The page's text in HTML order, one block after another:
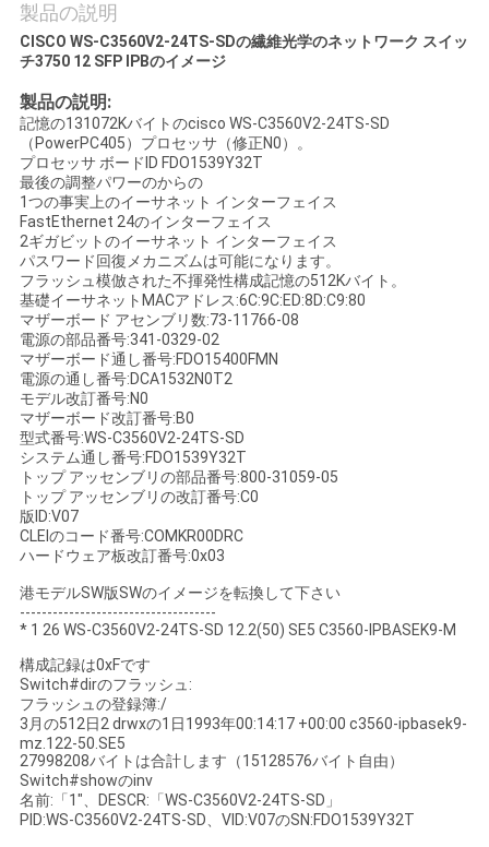
連
絡
く
だ
さ
い
ニ
ュ
ー
ス
事
件
SITEMAP
プ
ラ
イ
製品の説明
CISCO WS-C3560V2-24TS-SDの繊維光学のネットワーク スイッ
チ3750 12 SFP IPBのイメージ
製品の説明:
記憶の131072Kバイトのcisco WS-C3560V2-24TS-SD
（PowerPC405）プロセッサ（修正N0）。
プロセッサ ボードID FDO1539Y32T
最後の調整パワーのからの
1つの事実上のイーサネット インターフェイス
FastEthernet 24のインターフェイス
2ギガビットのイーサネット インターフェイス
パスワード回復メカニズムは可能になります。
フラッシュ模倣された不揮発性構成記憶の512Kバイト。
基礎イーサネットMACアドレス:6C:9C:ED:8D:C9:80
マザーボード アセンブリ数:73-11766-08
電源の部品番号:341-0329-02
マザーボード通し番号:FDO15400FMN
電源の通し番号:DCA1532N0T2
モデル改訂番号:N0
マザーボード改訂番号:B0
型式番号:WS-C3560V2-24TS-SD
システム通し番号:FDO1539Y32T
トップ アッセンブリの部品番号:800-31059-05
トップ アッセンブリの改訂番号:C0
版ID:V07
CLEIのコード番号:COMKR00DRC
ハードウェア板改訂番号:0x03
港モデルSW版SWのイメージを転換して下さい
------------------------------------
* 1 26 WS-C3560V2-24TS-SD 12.2(50) SE5 C3560-IPBASEK9-M
構成記録は0xFです
Switch#dirのフラッシュ:
フラッシュの登録簿:/
3月の512日2 drwxの1日1993年00:14:17 +00:00 c3560-ipbasek9-
mz.122-50.SE5
27998208バイトは合計します（15128576バイト自由）
Switch#showのinv
名前:「1"、DESCR:「WS-C3560V2-24TS-SD」
PID:WS-C3560V2-24TS-SD、VID:V07のSN:FDO1539Y32T